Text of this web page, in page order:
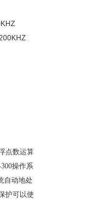
点数运算
操作系
自动地处
护可以使